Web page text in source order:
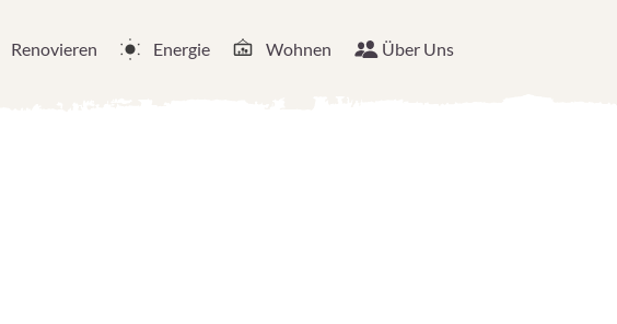
Renovieren Energie Wohnen Über Uns